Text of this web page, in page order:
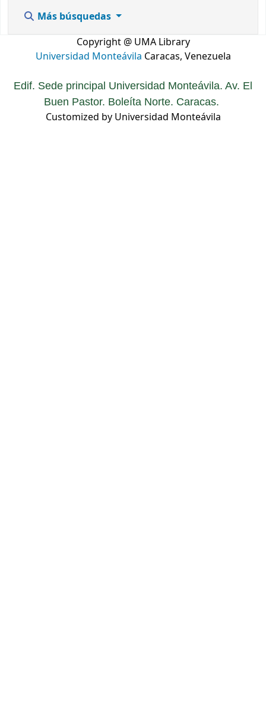
Más búsquedas
Copyright @ UMA Library
Universidad Monteávila Caracas, Venezuela
Edif. Sede principal Universidad Monteávila. Av. El
Buen Pastor. Boleíta Norte. Caracas.
Customized by Universidad Monteávila